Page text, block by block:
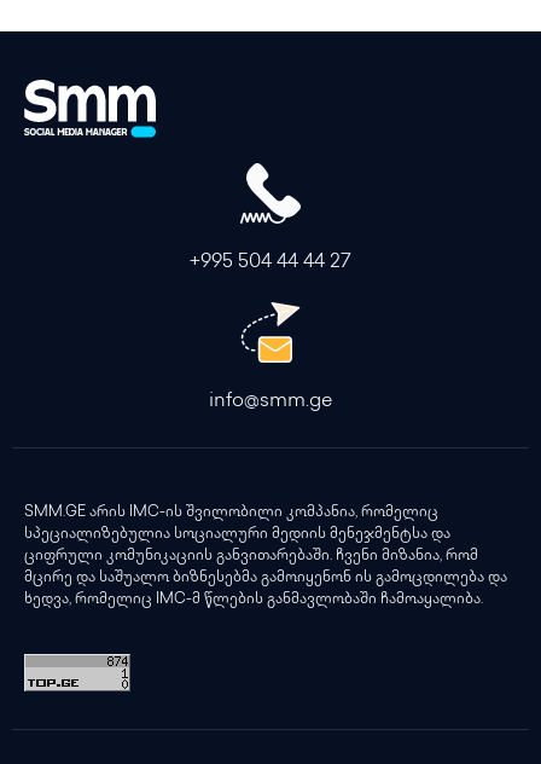
+995 504 44 44 27
info@smm.ge
SMM.GE არის IMC-ის შვილობილი კომპანია, რომელიც
სპეციალიზებულია სოციალური მედიის მენეჯმენტსა და
ციფრული კომუნიკაციის განვითარებაში. ჩვენი მიზანია, რომ
მცირე და საშუალო ბიზნესებმა გამოიყენონ ის გამოცდილება და
ხედვა, რომელიც IMC-მ წლების განმავლობაში ჩამოაყალიბა.